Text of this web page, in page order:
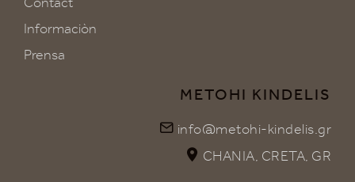
METOHI KINDELIS
info@metohi-kindelis.gr
CHANIA, CRETA, GR
Informaciòn
Prensa